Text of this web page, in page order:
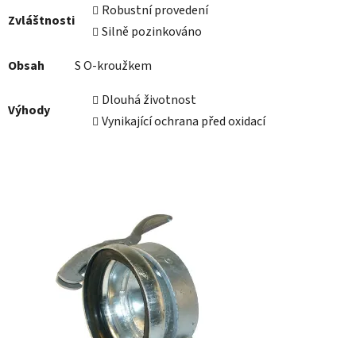
Zvláštnosti
Robustní provedení
Silně pozinkováno
Obsah
S O-kroužkem
Výhody
Dlouhá životnost
Vynikající ochrana před oxidací